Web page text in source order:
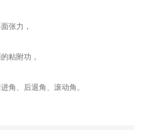
张力，
粘附功，
、后退角、滚动角。